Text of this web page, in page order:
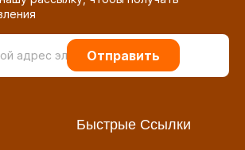
Отправить
Быстрые Ссылки